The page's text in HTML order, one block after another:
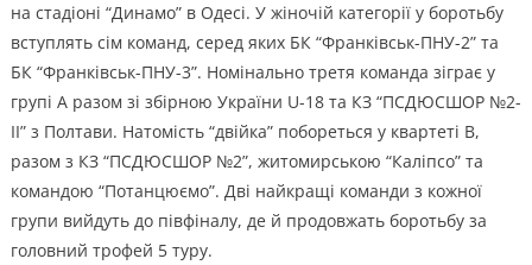
на стадіоні “Динамо” в Одесі. У жіночій категорії у боротьбу
вступлять сім команд, серед яких БК “Франківськ-ПНУ-2” та
БК “Франківськ-ПНУ-3”. Номінально третя команда зіграє у
групі А разом зі збірною України U-18 та КЗ “ПСДЮСШОР №2-
ІІ” з Полтави. Натомість “двійка” побореться у квартеті В,
разом з КЗ “ПСДЮСШОР №2”, житомирською “Каліпсо” та
командою “Потанцюємо”. Дві найкращі команди з кожної
групи вийдуть до півфіналу, де й продовжать боротьбу за
головний трофей 5 туру.